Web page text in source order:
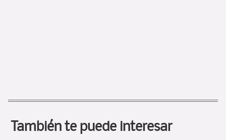
También te puede interesar